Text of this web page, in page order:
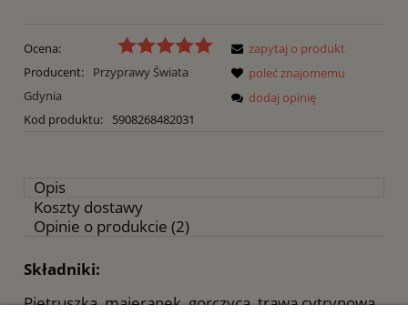
Ocena:
Producent:
Przyprawy Świata
Gdynia
Kod produktu:
5908268482031
zapytaj o produkt
poleć znajomemu
dodaj opinię
Opis
Koszty dostawy
Opinie o produkcie (2)
Składniki:
Pietruszka, majeranek, gorczyca, trawa cytrynowa,